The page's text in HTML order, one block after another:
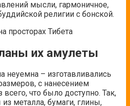
мысли, гармоничное,
религии с бонской.
их амулеты
неуемна – изготавливались
с нанесением
что было доступно. Так,
металла, бумаги, глины,